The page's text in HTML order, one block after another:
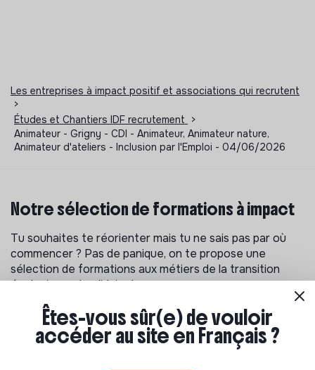
Les entreprises à impact positif et associations qui recrutent
>
Études et Chantiers IDF recrutement
>
Animateur - Grigny - CDI - Animateur, Animateur nature,
Animateur d'ateliers - Inclusion par l'Emploi - 04/06/2026
Notre sélection de formations à impact
Tu souhaites te réorienter mais tu ne sais pas par où
commencer ? Pas de panique, on te propose une
sélection de formations aux métiers de la transition
écologique et solidaire !
Êtes-vous sûr(e) de vouloir
accéder au site en Français ?